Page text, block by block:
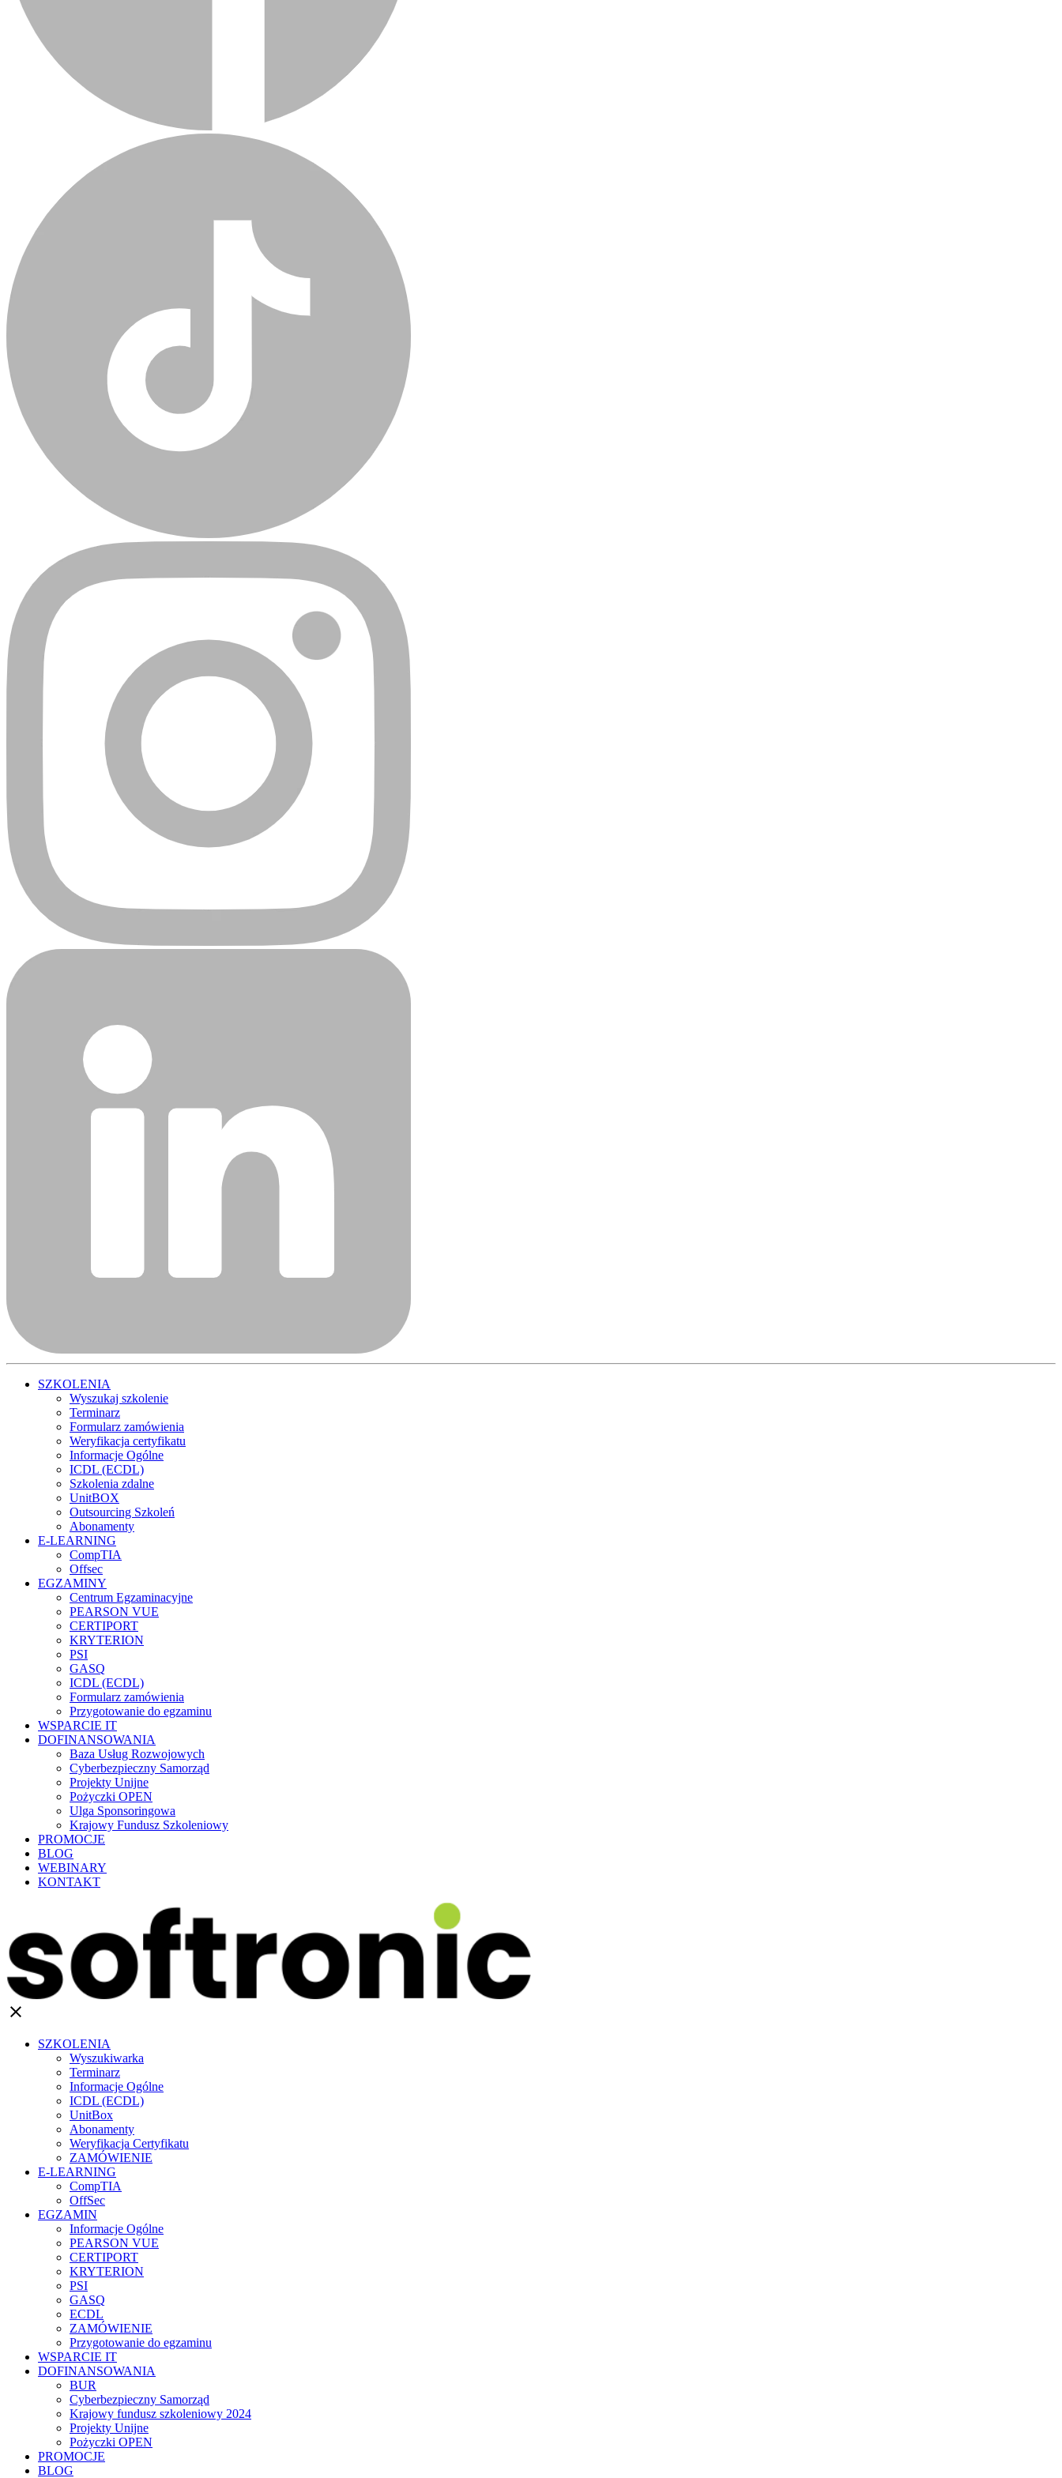
SZKOLENIA
Wyszukaj szkolenie
Terminarz
Formularz zamówienia
Weryfikacja certyfikatu
Informacje Ogólne
ICDL (ECDL)
Szkolenia zdalne
UnitBOX
Outsourcing Szkoleń
Abonamenty
E-LEARNING
CompTIA
Offsec
EGZAMINY
Centrum Egzaminacyjne
PEARSON VUE
CERTIPORT
KRYTERION
PSI
GASQ
ICDL (ECDL)
Formularz zamówienia
Przygotowanie do egzaminu
WSPARCIE IT
DOFINANSOWANIA
Baza Usług Rozwojowych
Cyberbezpieczny Samorząd
Projekty Unijne
Pożyczki OPEN
Ulga Sponsoringowa
Krajowy Fundusz Szkoleniowy
PROMOCJE
BLOG
WEBINARY
KONTAKT
clear
SZKOLENIA
Wyszukiwarka
Terminarz
Informacje Ogólne
ICDL (ECDL)
UnitBox
Abonamenty
Weryfikacja Certyfikatu
ZAMÓWIENIE
E-LEARNING
CompTIA
OffSec
EGZAMIN
Informacje Ogólne
PEARSON VUE
CERTIPORT
KRYTERION
PSI
GASQ
ECDL
ZAMÓWIENIE
Przygotowanie do egzaminu
WSPARCIE IT
DOFINANSOWANIA
BUR
Cyberbezpieczny Samorząd
Krajowy fundusz szkoleniowy 2024
Projekty Unijne
Pożyczki OPEN
PROMOCJE
BLOG